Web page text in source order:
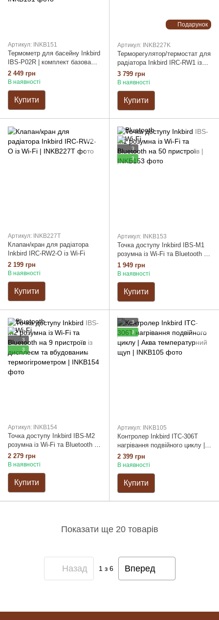
Артикул: INKB151
Термометр для басейну Inkbird
IBS-P02R | комплект базова
станція-термогігрометр +
плаваючий термометр | зв'язок
2 449 грн
В наявності
Купити
Подарунок
Артикул: INKB227K
Терморегулятор/термостат для
радіатора Inkbird IRC-RW1 із
Wi-Fi в комплекті із базовою
станцією
3 799 грн
В наявності
Купити
Артикул: INKB227T
Клапан/кран для радіатора
Inkbird IRC-RW2-O із Wi-Fi
2 199 грн
В наявності
Купити
3
3
Артикул: INKB153
Точка доступу Inkbird IBS-M1
розумна із Wi-Fi та Bluetooth на
50 пристроїв
1 949 грн
В наявності
Купити
3
3
Артикул: INKB154
Точка доступу Inkbird IBS-M2
розумна із Wi-Fi та Bluetooth на
9 пристроїв із дисплеєм та
вбудованим термогігрометром
2 279 грн
В наявності
Купити
3
3
Артикул: INKB105
Контролер Inkbird ITC-306T
нагрівання подвійного циклу |
Аква температурний щуп
2 399 грн
В наявності
Купити
Показати ще 20 товарів
Назад 1з 6 Вперед